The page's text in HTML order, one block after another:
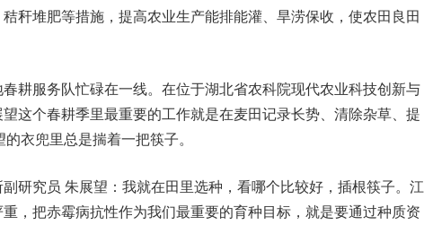
秆堆肥等措施，提高农业生产能排能灌、旱涝保收，使农田良田
耕服务队忙碌在一线。在位于湖北省农科院现代农业科技创新与
这个春耕季里最重要的工作就是在麦田记录长势、清除杂草、提
衣兜里总是揣着一把筷子。
研究员 朱展望：我就在田里选种，看哪个比较好，插根筷子。江
，把赤霉病抗性作为我们最重要的育种目标，就是要通过种质资